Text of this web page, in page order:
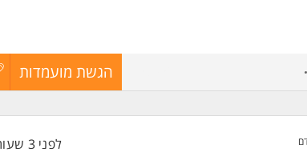
הגשת מועמדות
לפני 3 שעות